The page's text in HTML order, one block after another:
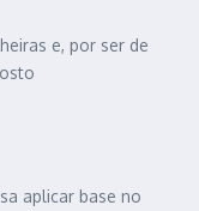
e, por ser de
aplicar base no